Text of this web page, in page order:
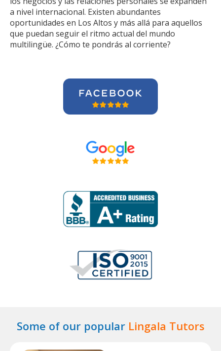
a nivel internacional. Existen abundantes
oportunidades en Los Altos y más allá para aquellos
que puedan seguir el ritmo actual del mundo
multilingüe. ¿Cómo te pondrás al corriente?
Some of our popular Lingala Tutors